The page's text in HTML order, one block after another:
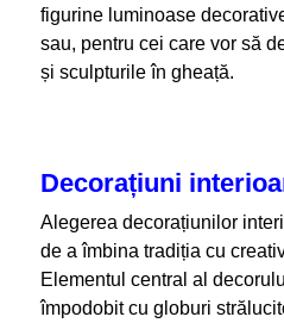
figurine luminoase
sau, pentru cei care vor să
și sculpturile în gheață.
Decorațiuni
Alegerea decorațiunilor
de a îmbina tradiția cu
Elementul central al
împodobit cu globuri